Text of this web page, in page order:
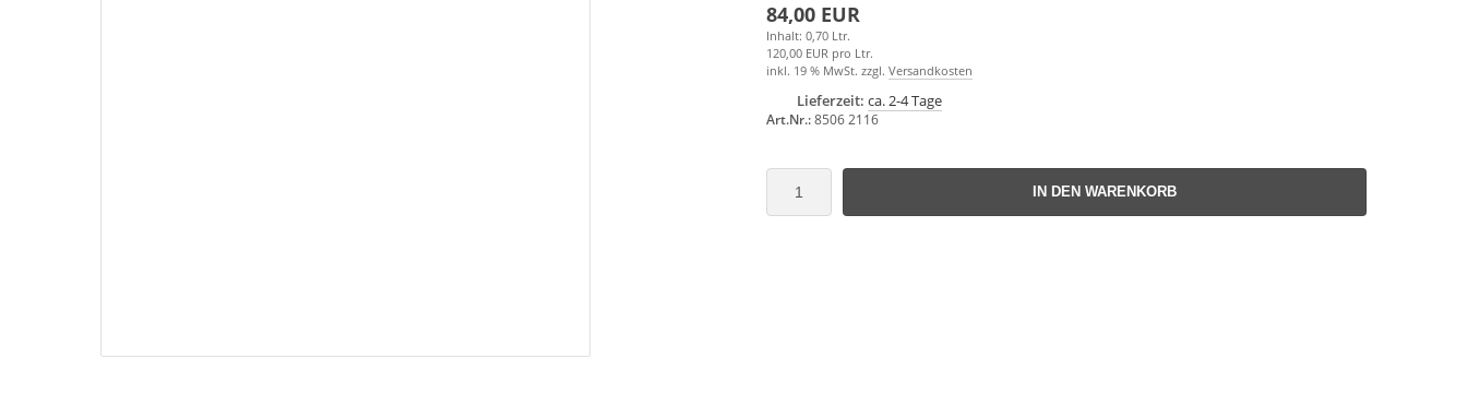
84,00 EUR
Inhalt: 0,70 Ltr.
120,00 EUR pro Ltr.
inkl. 19 % MwSt. zzgl. Versandkosten
Lieferzeit: ca. 2-4 Tage
Art.Nr.:8506 2116
IN DEN WARENKORB